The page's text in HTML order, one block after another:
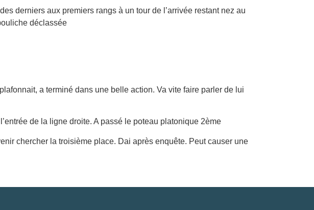
derniers aux premiers rangs à un tour de l’arrivée restant nez au
déclassée
a terminé dans une belle action. Va vite faire parler de lui
de la ligne droite. A passé le poteau platonique 2ème
chercher la troisième place. Dai après enquête. Peut causer une